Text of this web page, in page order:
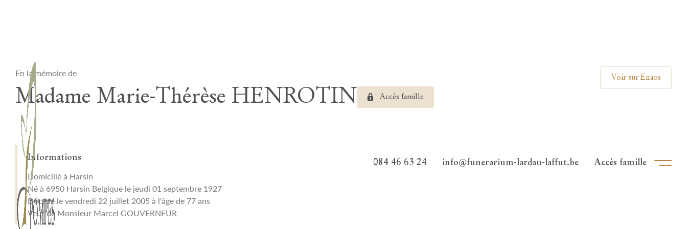
084 46 63 24 info@funerarium-lardau-laffut.be Accès famille
En la mémoire de
Madame Marie-Thérèse HENROTIN Accès famille
Informations
Domicilié à Harsin
Né à 6950 Harsin Belgique le jeudi 01 septembre 1927
Décédé le vendredi 22 juillet 2005 à l'âge de 77 ans
Veuf de Monsieur Marcel GOUVERNEUR
Voir sur Enaos